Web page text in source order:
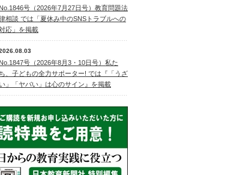
No.1846号（2026年7月27日号）教育問題法
相談 では「夏休み中のSNSトラブルへの
応」を掲載
No.1847号（2026年8月3・10日号）私た
ち、子どもの全力サポーター! では『「うざ
い」「ヤバい」は心のサイン』を掲載